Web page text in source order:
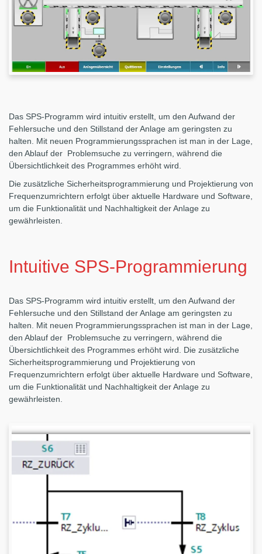
Das SPS-Programm wird intuitiv erstellt, um den Aufwand der
Fehlersuche und den Stillstand der Anlage am geringsten zu
halten. Mit neuen Programmierungssprachen ist man in der Lage,
den Ablauf der Problemsuche zu verringern, während die
Übersichtlichkeit des Programmes erhöht wird.
Die zusätzliche Sicherheitsprogrammierung und Projektierung von
Frequenzumrichtern erfolgt über aktuelle Hardware und Software,
um die Funktionalität und Nachhaltigkeit der Anlage zu
gewährleisten.
Intuitive SPS-Programmierung
Das SPS-Programm wird intuitiv erstellt, um den Aufwand der
Fehlersuche und den Stillstand der Anlage am geringsten zu
halten. Mit neuen Programmierungssprachen ist man in der Lage,
den Ablauf der Problemsuche zu verringern, während die
Übersichtlichkeit des Programmes erhöht wird. Die zusätzliche
Sicherheitsprogrammierung und Projektierung von
Frequenzumrichtern erfolgt über aktuelle Hardware und Software,
um die Funktionalität und Nachhaltigkeit der Anlage zu
gewährleisten.